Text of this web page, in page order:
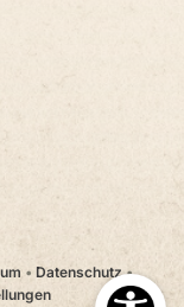
• Datenschutz•